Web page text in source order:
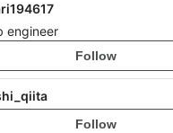
engineer
Follow
Follow